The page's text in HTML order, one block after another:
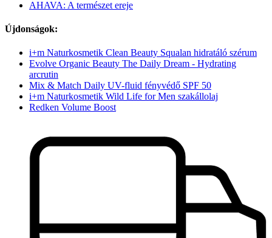
AHAVA: A természet ereje
Újdonságok:
i+m Naturkosmetik Clean Beauty Squalan hidratáló szérum
Evolve Organic Beauty The Daily Dream - Hydrating
arcrutin
Mix & Match Daily UV-fluid fényvédő SPF 50
i+m Naturkosmetik Wild Life for Men szakállolaj
Redken Volume Boost